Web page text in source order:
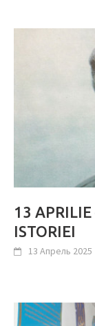
13
ISTORIEI
13 Апрель 2025